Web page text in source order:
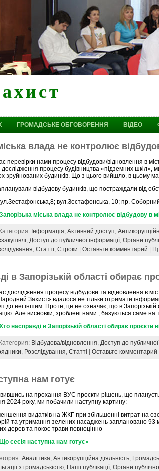
ГРОМАДСЬКЕ ОБГОВОРЕННЯ ВІДЕО
влада не контролює
перевірки нами процесу відбудови/відновлення в
дослідження процесу будівництва «підземних шкіл»,
зруйнованих будинків. Що з цього вийшло, в цьому
відбудову будинків, що постраждали від
вул.Зестафонська, 10; пр.
міська влада не контролює відбудову в
Інформація,Активний доступ,
,Доступ до публичної інформації,Органи
,Статті,Строки |Оставьте комментарий |
в Запорізькій області обирає
дослідження процесу відбудови та відновлення в
Захист» вдалося не тільки отримати
до неї іншим. Проте, це не означає, що в Запорізькій
Але висновки, зроблені нами , базуються саме на
насправді в Запорізькій області обирає проєкти
Відбудова/відновлення,Доступ до
, Розслідування,Статті |Оставьте комментарий
нам готує
на прохання ВУС проєкти рішень, що
2024 року, ми побачили наступну картину:
видатків на ЖКГ при збільшенні витрат на
та утримання зелених насаджень заплановано
дерев та покос трави повноцінно
сесія наступна нам готує»
Аналітика,Антикорупційна діяльність,
з громадськістю, Наші публікації,Органи